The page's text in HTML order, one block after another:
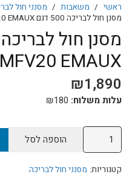
ראשי / משאבות / מסנני חול
מסנן חול לבריכה 500 דגם MFV20 EMAUX אמוקס
MFV20 EMAUX אמוקס
₪1,890
עלות משלוח: ₪180
כמות
של
מסנן
הוספה לסל
קטגוריות: מסנני חול לבריכה